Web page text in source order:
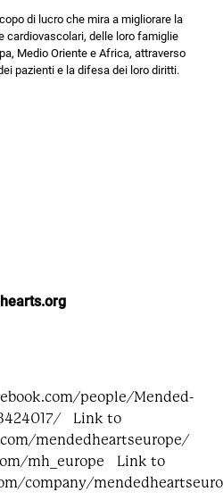
dell'ictus
di lucro che mira a migliorare la
delle loro famiglie
Medio Oriente e Africa, attraverso
pazienti e la difesa dei loro diritti.
people/Mended-
Link to
mendedheartseurope/
mh_europe
Link to
company/